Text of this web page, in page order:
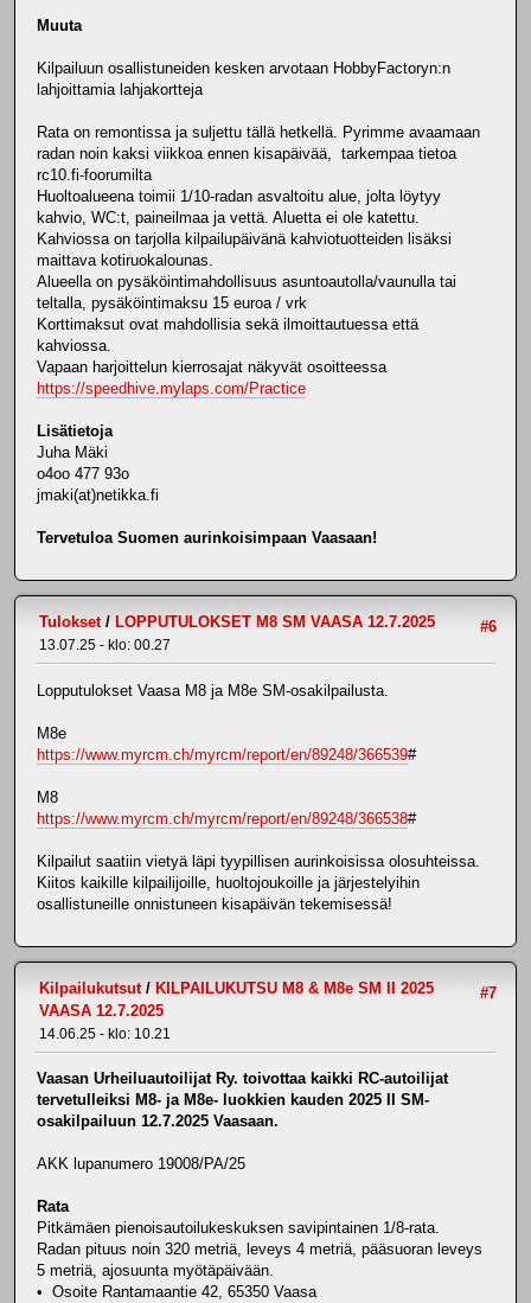
Muuta
Kilpailuun osallistuneiden kesken arvotaan HobbyFactoryn:n
lahjoittamia lahjakortteja
Rata on remontissa ja suljettu tällä hetkellä. Pyrimme avaamaan
radan noin kaksi viikkoa ennen kisapäivää, tarkempaa tietoa
rc10.fi-foorumilta
Huoltoalueena toimii 1/10-radan asvaltoitu alue, jolta löytyy
kahvio, WC:t, paineilmaa ja vettä. Aluetta ei ole katettu.
Kahviossa on tarjolla kilpailupäivänä kahviotuotteiden lisäksi
maittava kotiruokalounas.
Alueella on pysäköintimahdollisuus asuntoautolla/vaunulla tai
teltalla, pysäköintimaksu 15 euroa / vrk
Korttimaksut ovat mahdollisia sekä ilmoittautuessa että
kahviossa.
Vapaan harjoittelun kierrosajat näkyvät osoitteessa
https://speedhive.mylaps.com/Practice
Lisätietoja
Juha Mäki
o4oo 477 93o
jmaki(at)netikka.fi
Tervetuloa Suomen aurinkoisimpaan Vaasaan!
#6
Tulokset/ LOPPUTULOKSET M8 SM VAASA 12.7.2025
13.07.25 - klo: 00.27
Lopputulokset Vaasa M8 ja M8e SM-osakilpailusta.
M8e
https://www.myrcm.ch/myrcm/report/en/89248/366539#
M8
https://www.myrcm.ch/myrcm/report/en/89248/366538#
Kilpailut saatiin vietyä läpi tyypillisen aurinkoisissa olosuhteissa.
Kiitos kaikille kilpailijoille, huoltojoukoille ja järjestelyihin
osallistuneille onnistuneen kisapäivän tekemisessä!
#7
Kilpailukutsut/ KILPAILUKUTSU M8 & M8e SM II 2025
VAASA 12.7.2025
14.06.25 - klo: 10.21
Vaasan Urheiluautoilijat Ry. toivottaa kaikki RC-autoilijat
tervetulleiksi M8- ja M8e- luokkien kauden 2025 II SM-
osakilpailuun 12.7.2025 Vaasaan.
AKK lupanumero 19008/PA/25
Rata
Pitkämäen pienoisautoilukeskuksen savipintainen 1/8-rata.
Radan pituus noin 320 metriä, leveys 4 metriä, pääsuoran leveys
5 metriä, ajosuunta myötäpäivään.
• Osoite Rantamaantie 42, 65350 Vaasa